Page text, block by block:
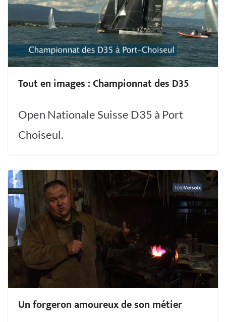
Tout en images : Championnat des D35
Open Nationale Suisse D35 à Port
Choiseul.
Un forgeron amoureux de son métier